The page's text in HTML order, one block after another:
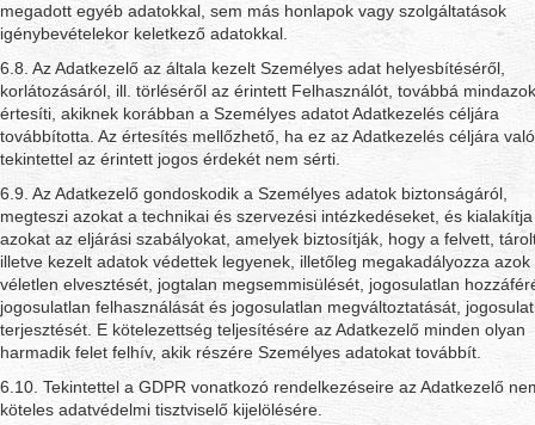
megadott egyéb adatokkal, sem más honlapok vagy szolgáltatások
igénybevételekor keletkező adatokkal.
6.8. Az Adatkezelő az általa kezelt Személyes adat helyesbítéséről,
korlátozásáról, ill. törléséről az érintett Felhasználót, továbbá
értesíti, akiknek korábban a Személyes adatot Adatkezelés céljára
továbbította. Az értesítés mellőzhető, ha ez az Adatkezelés céljára való
tekintettel az érintett jogos érdekét nem sérti.
6.9. Az Adatkezelő gondoskodik a Személyes adatok biztonságáról,
megteszi azokat a technikai és szervezési intézkedéseket, és kialakítja
azokat az eljárási szabályokat, amelyek biztosítják, hogy a felvett,
illetve kezelt adatok védettek legyenek, illetőleg megakadályozza azok
véletlen elvesztését, jogtalan megsemmisülését, jogosulatlan
jogosulatlan felhasználását és jogosulatlan megváltoztatását,
terjesztését. E kötelezettség teljesítésére az Adatkezelő minden olyan
harmadik felet felhív, akik részére Személyes adatokat továbbít.
6.10. Tekintettel a GDPR vonatkozó rendelkezéseire az Adatkezelő
köteles adatvédelmi tisztviselő kijelölésére.